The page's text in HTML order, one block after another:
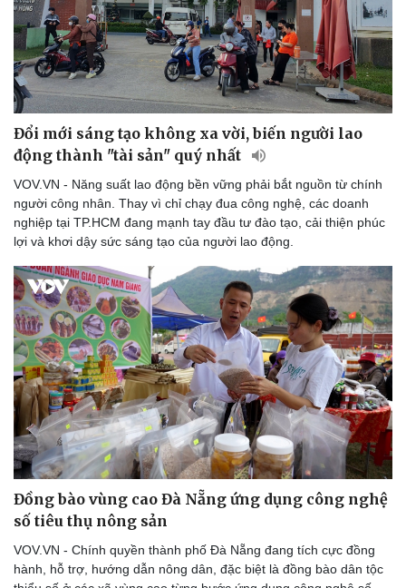
Đổi mới sáng tạo không xa vời, biến người lao
động thành "tài sản" quý nhất
VOV.VN - Năng suất lao động bền vững phải bắt nguồn từ chính
người công nhân. Thay vì chỉ chạy đua công nghệ, các doanh
nghiệp tại TP.HCM đang mạnh tay đầu tư đào tạo, cải thiện phúc
lợi và khơi dậy sức sáng tạo của người lao động.
Đồng bào vùng cao Đà Nẵng ứng dụng công nghệ
số tiêu thụ nông sản
VOV.VN - Chính quyền thành phố Đà Nẵng đang tích cực đồng
hành, hỗ trợ, hướng dẫn nông dân, đặc biệt là đồng bào dân tộc